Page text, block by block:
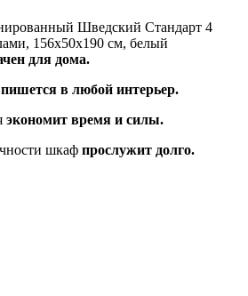
Шведский Стандарт 4
156x50x190 см, белый
для дома.
в любой интерьер.
экономит время и силы.
шкаф прослужит долго.